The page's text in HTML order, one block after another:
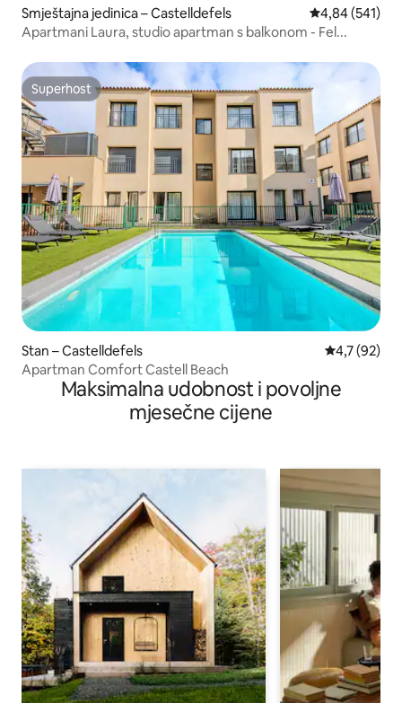
Smještajna jedinica – Castelldefels Prosječna
4,84 (541)
Apartmani Laura, studio apartman s balkonom - Fel...
Superhost
Superhost
Stan – Castelldefels Prosječna
4,7 (92)
Apartman Comfort Castell Beach
Maksimalna udobnost i povoljne
mjesečne cijene